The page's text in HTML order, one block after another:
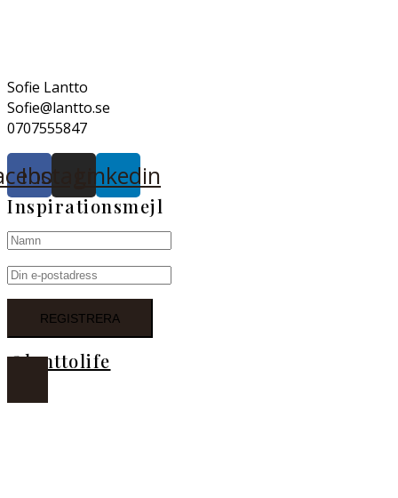
Sofie Lantto
Sofie@lantto.se
0707555847
InstagramLinkedin
Inspirationsmejl
@lanttolife